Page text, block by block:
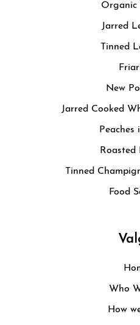
Organic
Jarred
Tinned
New
Jarred Cooked
Peaches
Roasted
Tinned
Food
Who
How